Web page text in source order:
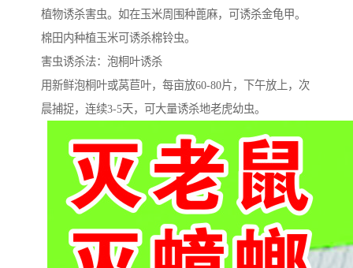
植物诱杀害虫。如在玉米周围种蓖麻，可诱杀金龟甲。
棉田内种植玉米可诱杀棉铃虫。
害虫诱杀法：泡桐叶诱杀
用新鲜泡桐叶或莴苣叶，每亩放60-80片，下午放上，次
晨捕捉，连续3-5天，可大量诱杀地老虎幼虫。